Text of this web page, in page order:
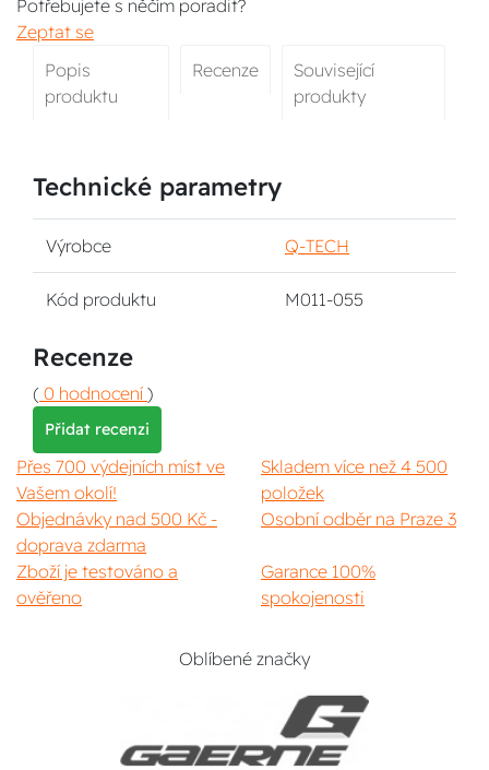
Potřebujete s něčím poradit?
Zeptat se
Popis
produktu
Recenze
Související
produkty
Technické parametry
Výrobce Q-TECH
Kód produktu M011-055
Recenze
( 0 hodnocení )
Přidat recenzi
Přes 700 výdejních míst ve
Vašem okolí!
Skladem více než 4 500
položek
Objednávky nad 500 Kč -
doprava zdarma
Osobní odběr na Praze 3
Zboží je testováno a
ověřeno
Garance 100%
spokojenosti
Oblíbené značky